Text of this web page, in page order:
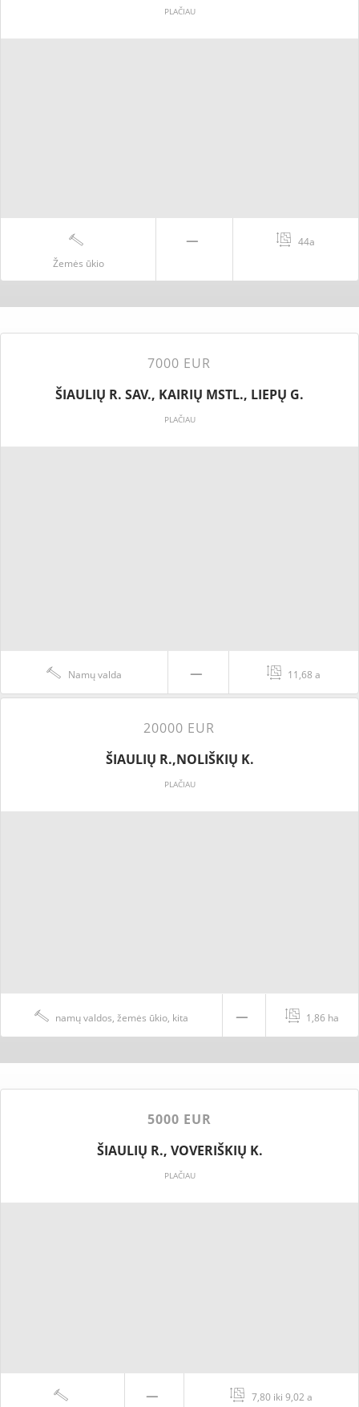
PLAČIAU
Žemės ūkio
44a
7000 EUR
ŠIAULIŲ R. SAV., KAIRIŲ MSTL., LIEPŲ G.
PLAČIAU
Namų valda 11,68 a
20000 EUR
ŠIAULIŲ R.,NOLIŠKIŲ K.
PLAČIAU
namų valdos, žemės ūkio, kita 1,86 ha
5000 EUR
ŠIAULIŲ R., VOVERIŠKIŲ K.
PLAČIAU
7,80 iki 9,02 a